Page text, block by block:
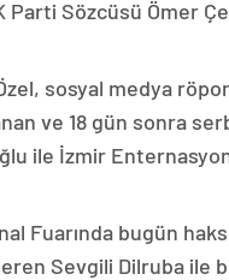
Parti Sözcüsü Ömer
sosyal medya
ve 18 gün sonra
ile İzmir
Fuarında bugün
Sevgili Dilruba ile